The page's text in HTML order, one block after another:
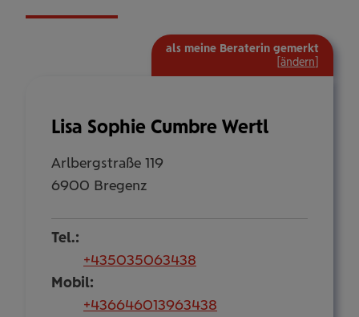
Lisa Sophie Cumbre Wertl
Arlbergstraße 119
6900 Bregenz
Tel.:
+435035063438
Mobil:
+436646013963438
als meine Beraterin gemerkt
ändern